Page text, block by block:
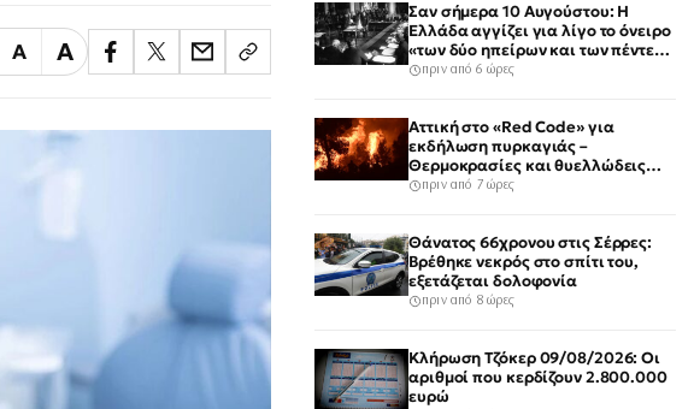
Α Α
Σαν σήμερα 10 Αυγούστου: Η
Ελλάδα αγγίζει για λίγο το όνειρο
«των δύο ηπείρων και των πέντε
θαλασσών»
πριν από 6 ώρες
Αττική στο «Red Code» για
εκδήλωση πυρκαγιάς –
Θερμοκρασίες και θυελλώδεις
άνεμοι
πριν από 7 ώρες
Θάνατος 66χρονου στις Σέρρες:
Βρέθηκε νεκρός στο σπίτι του,
εξετάζεται δολοφονία
πριν από 8 ώρες
Κλήρωση Τζόκερ 09/08/2026: Οι
αριθμοί που κερδίζουν 2.800.000
ευρώ